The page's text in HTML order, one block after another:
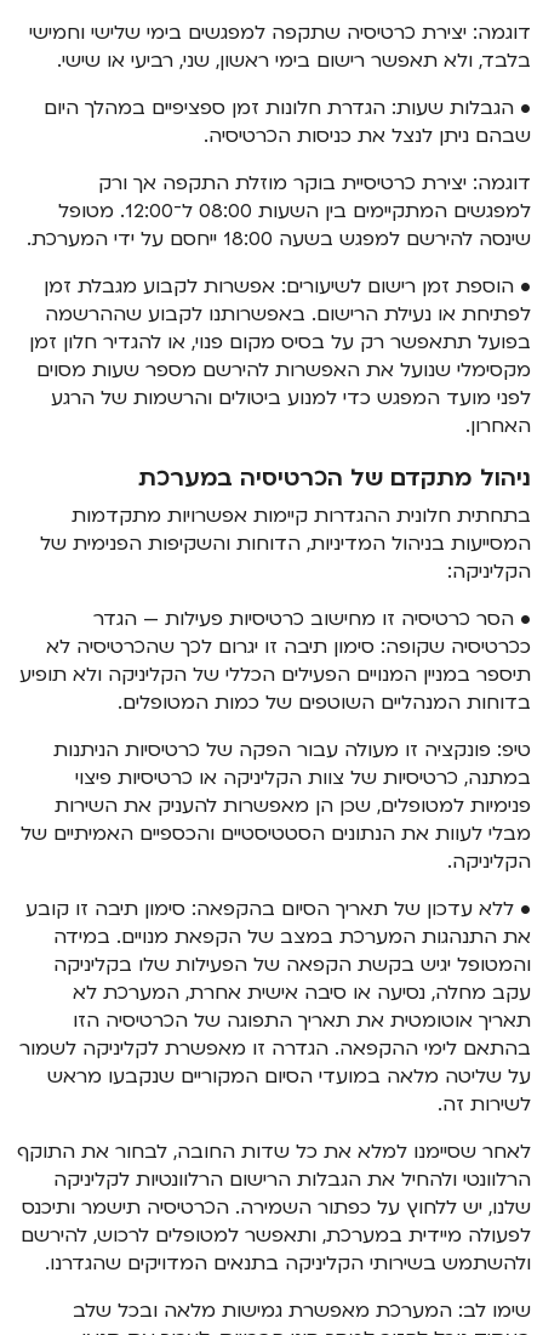
דוגמה: יצירת כרטיסיה שתקפה למפגשים בימי שלישי וחמישי
בלבד, ולא תאפשר רישום בימי ראשון, שני, רביעי או שישי.
• הגבלות שעות: הגדרת חלונות זמן ספציפיים במהלך היום
שבהם ניתן לנצל את כניסות הכרטיסיה.
דוגמה: יצירת כרטיסיית בוקר מוזלת התקפה אך ורק
למפגשים המתקיימים בין השעות 08:00 ל־12:00. מטופל
שינסה להירשם למפגש בשעה 18:00 ייחסם על ידי המערכת.
• הוספת זמן רישום לשיעורים: אפשרות לקבוע מגבלת זמן
לפתיחת או נעילת הרישום. באפשרותנו לקבוע שההרשמה
בפועל תתאפשר רק על בסיס מקום פנוי, או להגדיר חלון זמן
מקסימלי שנועל את האפשרות להירשם מספר שעות מסוים
לפני מועד המפגש כדי למנוע ביטולים והרשמות של הרגע
האחרון.
ניהול מתקדם של הכרטיסיה במערכת
בתחתית חלונית ההגדרות קיימות אפשרויות מתקדמות
המסייעות בניהול המדיניות, הדוחות והשקיפות הפנימית של
הקליניקה:
• הסר כרטיסיה זו מחישוב כרטיסיות פעילות — הגדר
ככרטיסיה שקופה: סימון תיבה זו יגרום לכך שהכרטיסיה לא
תיספר במניין המנויים הפעילים הכללי של הקליניקה ולא תופיע
בדוחות המנהליים השוטפים של כמות המטופלים.
טיפ: פונקציה זו מעולה עבור הפקה של כרטיסיות הניתנות
במתנה, כרטיסיות של צוות הקליניקה או כרטיסיות פיצוי
פנימיות למטופלים, שכן הן מאפשרות להעניק את השירות
מבלי לעוות את הנתונים הסטטיסטיים והכספיים האמיתיים של
הקליניקה.
• ללא עדכון של תאריך הסיום בהקפאה: סימון תיבה זו קובע
את התנהגות המערכת במצב של הקפאת מנויים. במידה
והמטופל יגיש בקשת הקפאה של הפעילות שלו בקליניקה
עקב מחלה, נסיעה או סיבה אישית אחרת, המערכת לא
תאריך אוטומטית את תאריך התפוגה של הכרטיסיה הזו
בהתאם לימי ההקפאה. הגדרה זו מאפשרת לקליניקה לשמור
על שליטה מלאה במועדי הסיום המקוריים שנקבעו מראש
לשירות זה.
לאחר שסיימנו למלא את כל שדות החובה, לבחור את התוקף
הרלוונטי ולהחיל את הגבלות הרישום הרלוונטיות לקליניקה
שלנו, יש ללחוץ על כפתור השמירה. הכרטיסיה תישמר ותיכנס
לפעולה מיידית במערכת, ותאפשר למטופלים לרכוש, להירשם
ולהשתמש בשירותי הקליניקה בתנאים המדויקים שהגדרנו.
שימו לב: המערכת מאפשרת גמישות מלאה ובכל שלב